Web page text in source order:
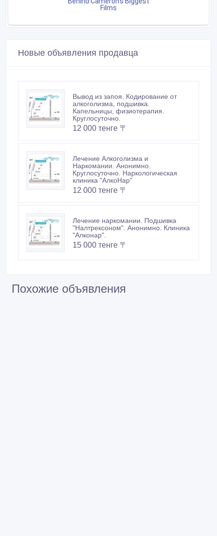
Новые объявления продавца
Вывод из запоя. Кодирование от
алкоголизма, подшивка.
Капельницы, физиотерапия.
Круглосуточно.
12 000 тенге 〒
Лечение Алкоголизма и
Наркомании. Анонимно.
Круглосуточно. Наркологическая
клиника "АлкоНар"
12 000 тенге 〒
Лечение наркомании. Подшивка
"Налтрексоном". Анонимно. Клиника
"Алконар".
15 000 тенге 〒
Похожие объявления